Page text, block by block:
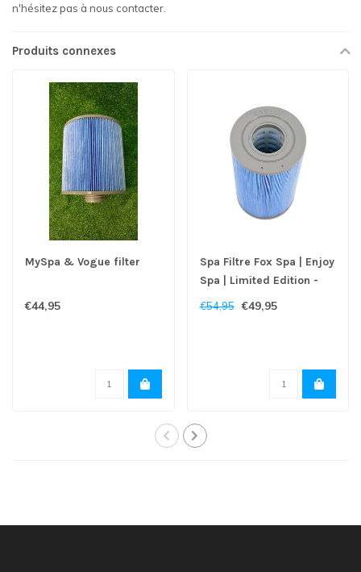
n'hésitez pas à nous contacter.
Produits connexes
MySpa & Vogue filter
€44,95
Spa Filtre Fox Spa | Enjoy
Spa | Limited Edition -
Copy
€54,95 €49,95